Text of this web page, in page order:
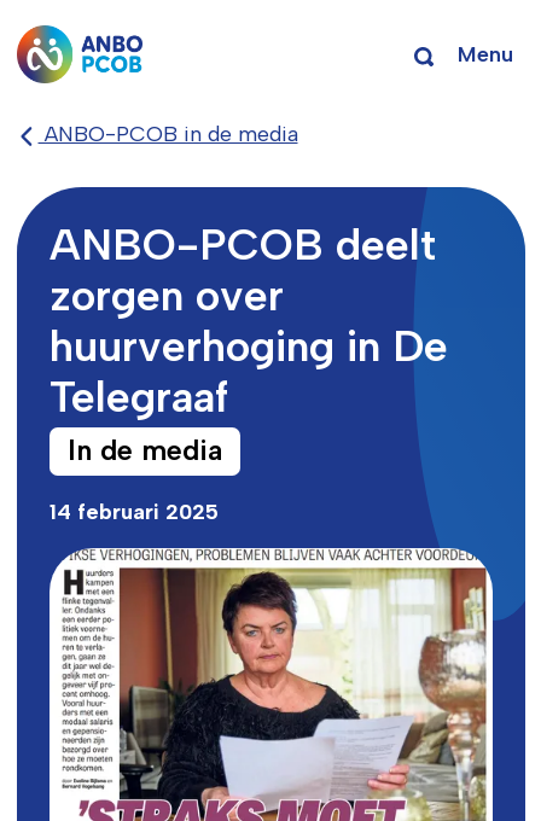
Menu
ANBO-PCOB in de media
ANBO-PCOB deelt
zorgen over
huurverhoging in De
Telegraaf
In de media
14 februari 2025